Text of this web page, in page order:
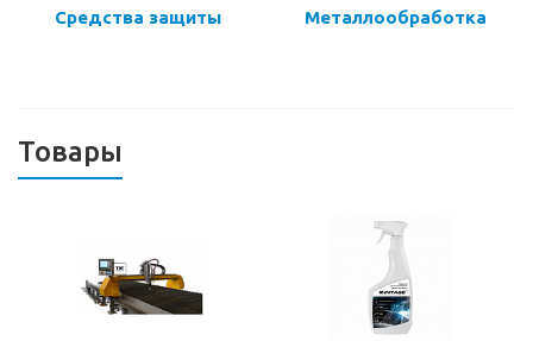
Средства защиты Металлообработка
Товары